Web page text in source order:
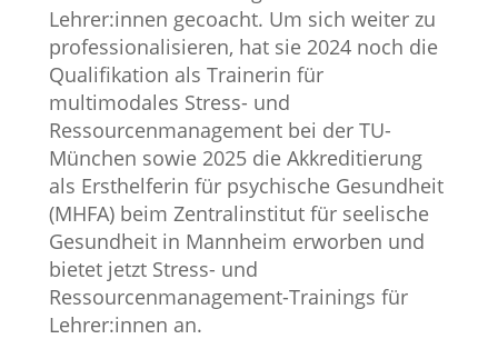
Lehrer:innen gecoacht. Um sich weiter zu
professionalisieren, hat sie 2024 noch die
Qualifikation als Trainerin für
multimodales Stress- und
Ressourcenmanagement bei der TU-
München sowie 2025 die Akkreditierung
als Ersthelferin für psychische Gesundheit
(MHFA) beim Zentralinstitut für seelische
Gesundheit in Mannheim erworben und
bietet jetzt Stress- und
Ressourcenmanagement-Trainings für
Lehrer:innen an.